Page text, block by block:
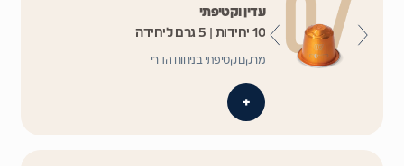
עדין וקטיפתי
10 יחידות | 5 גרם ליחידה
מרקם קטיפתי בניחוח הדרי
+